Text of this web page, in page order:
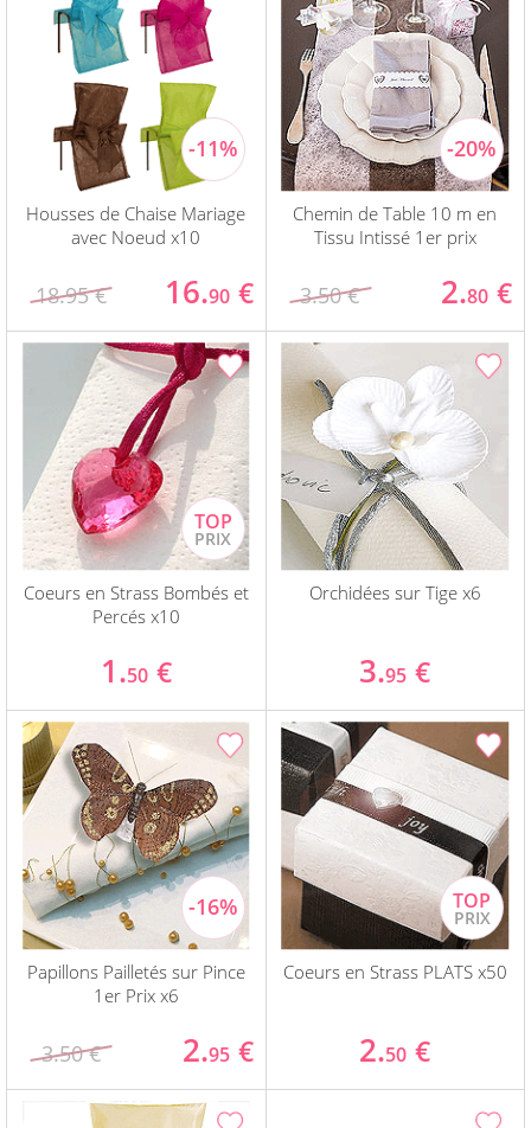
Housses de Chaise Mariage
avec Noeud x10
18.95 € 16.90 €
Chemin de Table 10 m en
Tissu Intissé 1er prix
3.50 € 2.80 €
Coeurs en Strass Bombés et
Percés x10
1.50 €
Orchidées sur Tige x6
3.95 €
Papillons Pailletés sur Pince
1er Prix x6
3.50 € 2.95 €
Coeurs en Strass PLATS x50
2.50 €